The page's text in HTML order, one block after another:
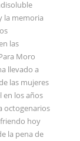
la memoria
las
Moro
llevado a
las mujeres
en los años
octogenarios
hoy
la pena de